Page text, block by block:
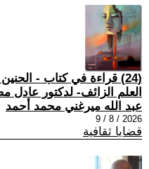
(24) قراءة في كتاب -
العلم الزائف- لدكتور
عبد الله ميرغني محمد أحمد
2026 / 8 / 9
قضايا ثقافية